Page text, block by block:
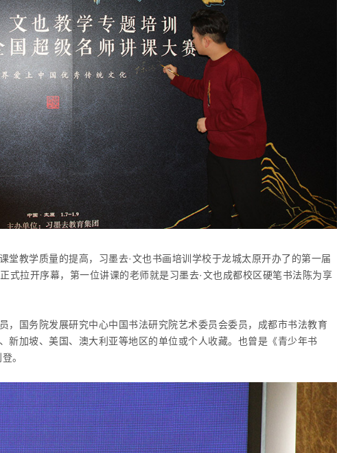
堂教学质量的提高，习墨去·文也书画培训学校于龙城太原开办了的第一届
式拉开序幕，第一位讲课的老师就是习墨去·文也成都校区硬笔书法陈为享
，国务院发展研究中心中国书法研究院艺术委员会委员，成都市书法教育
新加坡、美国、澳大利亚等地区的单位或个人收藏。也曾是《青少年书
。